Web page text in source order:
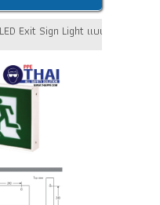
Exit Sign Light แบบกล่องสำห